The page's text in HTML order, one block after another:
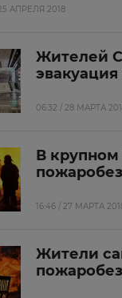
АПРЕЛЯ 2018
Жителей
эвакуация
06:32 / 28 МАРТА
В
16:46 / 27 МАРТА
Жители